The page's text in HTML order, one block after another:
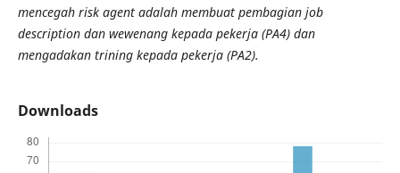
mencegah risk agent adalah membuat pembagian job
description dan wewenang kepada pekerja (PA4) dan
mengadakan trining kepada pekerja (PA2).
Downloads